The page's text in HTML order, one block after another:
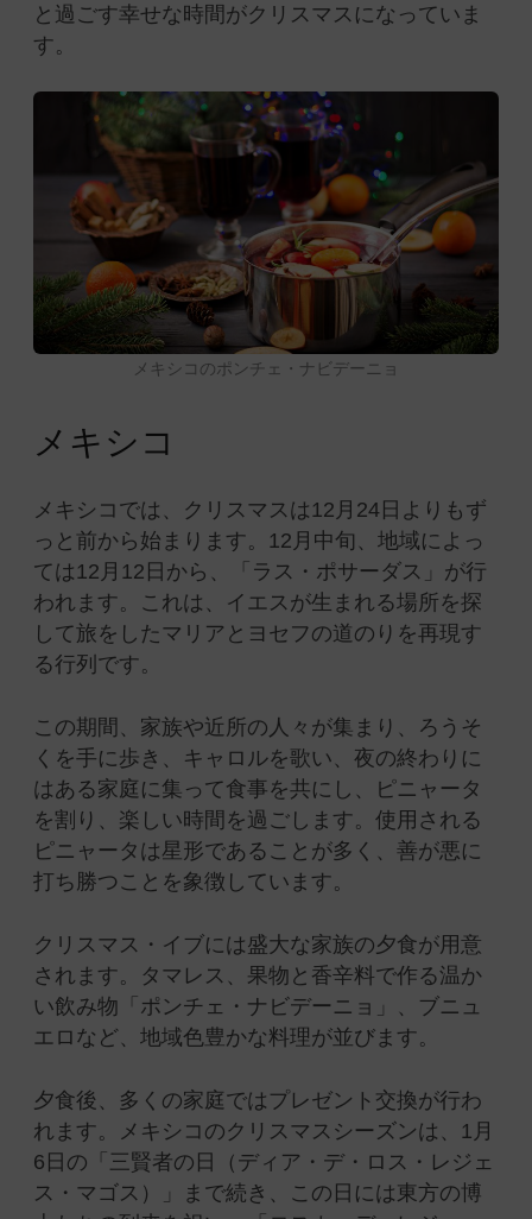
と過ごす幸せな時間がクリスマスになっていま
す。
メキシコのポンチェ・ナビデーニョ
メキシコ
メキシコでは、クリスマスは12月24日よりもず
っと前から始まります。12月中旬、地域によっ
ては12月12日から、「ラス・ポサーダス」が行
われます。これは、イエスが生まれる場所を探
して旅をしたマリアとヨセフの道のりを再現す
る行列です。
この期間、家族や近所の人々が集まり、ろうそ
くを手に歩き、キャロルを歌い、夜の終わりに
はある家庭に集って食事を共にし、ピニャータ
を割り、楽しい時間を過ごします。使用される
ピニャータは星形であることが多く、善が悪に
打ち勝つことを象徴しています。
クリスマス・イブには盛大な家族の夕食が用意
されます。タマレス、果物と香辛料で作る温か
い飲み物「ポンチェ・ナビデーニョ」、ブニュ
エロなど、地域色豊かな料理が並びます。
夕食後、多くの家庭ではプレゼント交換が行わ
れます。メキシコのクリスマスシーズンは、1月
6日の「三賢者の日（ディア・デ・ロス・レジェ
ス・マゴス）」まで続き、この日には東方の博